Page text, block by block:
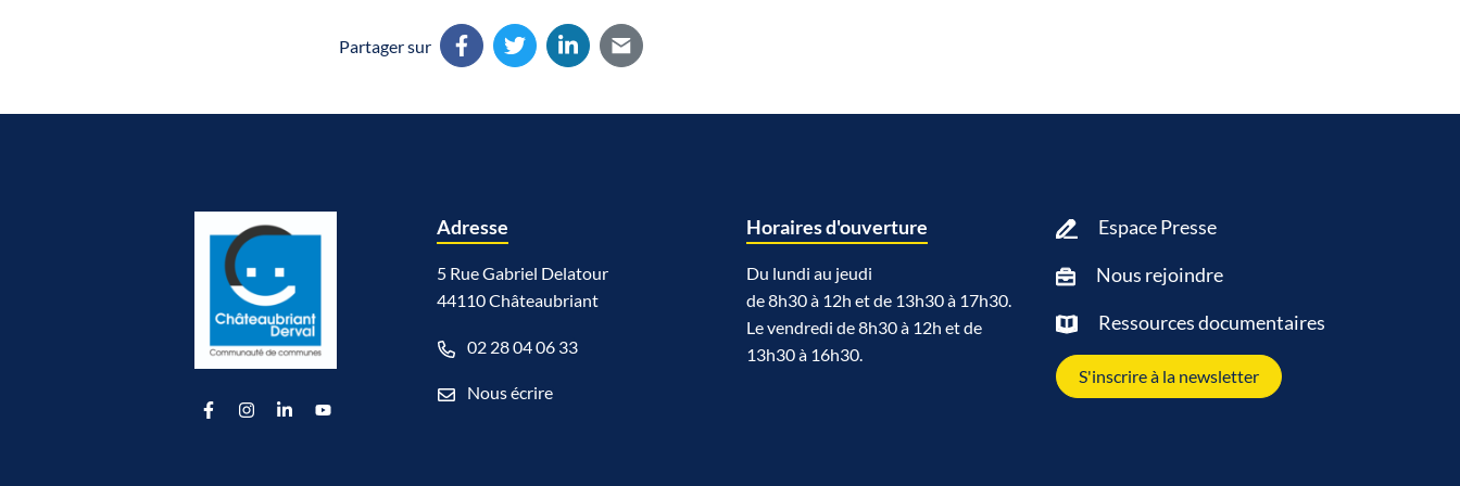
Partager sur
Lien vers le compte Facebook
Lien vers le compte Instagram
Lien vers le compte Linkedin
Lien vers la chaîne Youtube
Adresse
5 Rue Gabriel Delatour
44110 Châteaubriant
02 28 04 06 33
Nous écrire
Horaires d'ouverture
Du lundi au jeudi
de 8h30 à 12h et de 13h30 à 17h30.
Le vendredi de 8h30 à 12h et de
13h30 à 16h30.
Espace Presse
Nous rejoindre
Ressources documentaires
S'inscrire à la newsletter